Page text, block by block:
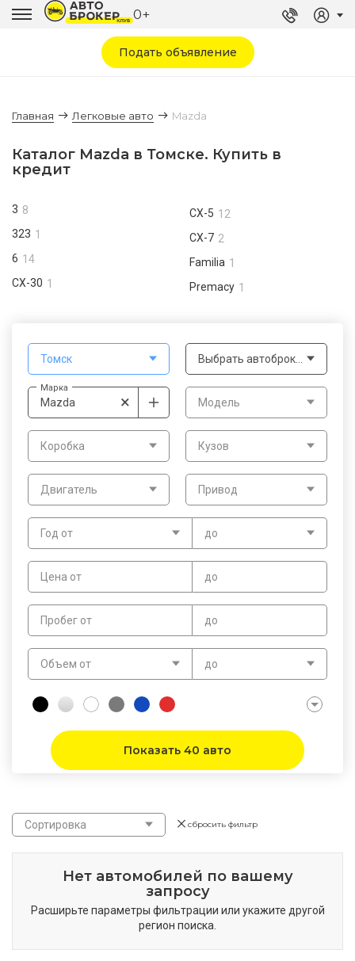
0+
Подать объявление
Главная Легковые авто Mazda
Каталог Mazda в Томске. Купить в
кредит
Томск
Марка
×
Mazda Модель
Год от до
Цена от до
Коробка
Пробег от до
Объем от до
Кузов
Двигатель Привод
Показать 40 авто
3 8
323 1
6 14
CX-30 1
CX-5 12
CX-7 2
Familia 1
Premacy 1
Сортировка сбросить фильтр
Нет автомобилей по вашему
запросу
Расширьте параметры фильтрации или укажите другой
регион поиска.